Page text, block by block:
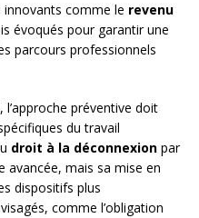
comme le revenu
évoqués pour garantir une
parcours professionnels
, l’approche préventive doit
du travail
droit à la déconnexion par
avancée, mais sa mise en
dispositifs plus
comme l’obligation